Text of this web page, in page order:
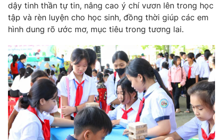
Phim VTV
Hậu trường
Nhân vật
Khán giả
Giải sao mai
Giải trí
Âm nhạc
Sao
Đời sống
Du lịch
Làm đẹp
Chất lượng cuộc sống
Giáo dục
Tuyển sinh
Học trực tuyến
Công nghệ
Hitech Công nghệ tương lai
Giao lưu trực tuyến
dậy tinh thần tự tin, nâng cao ý chí vươn lên trong học
tập và rèn luyện cho học sinh, đồng thời giúp các em
hình dung rõ ước mơ, mục tiêu trong tương lai.